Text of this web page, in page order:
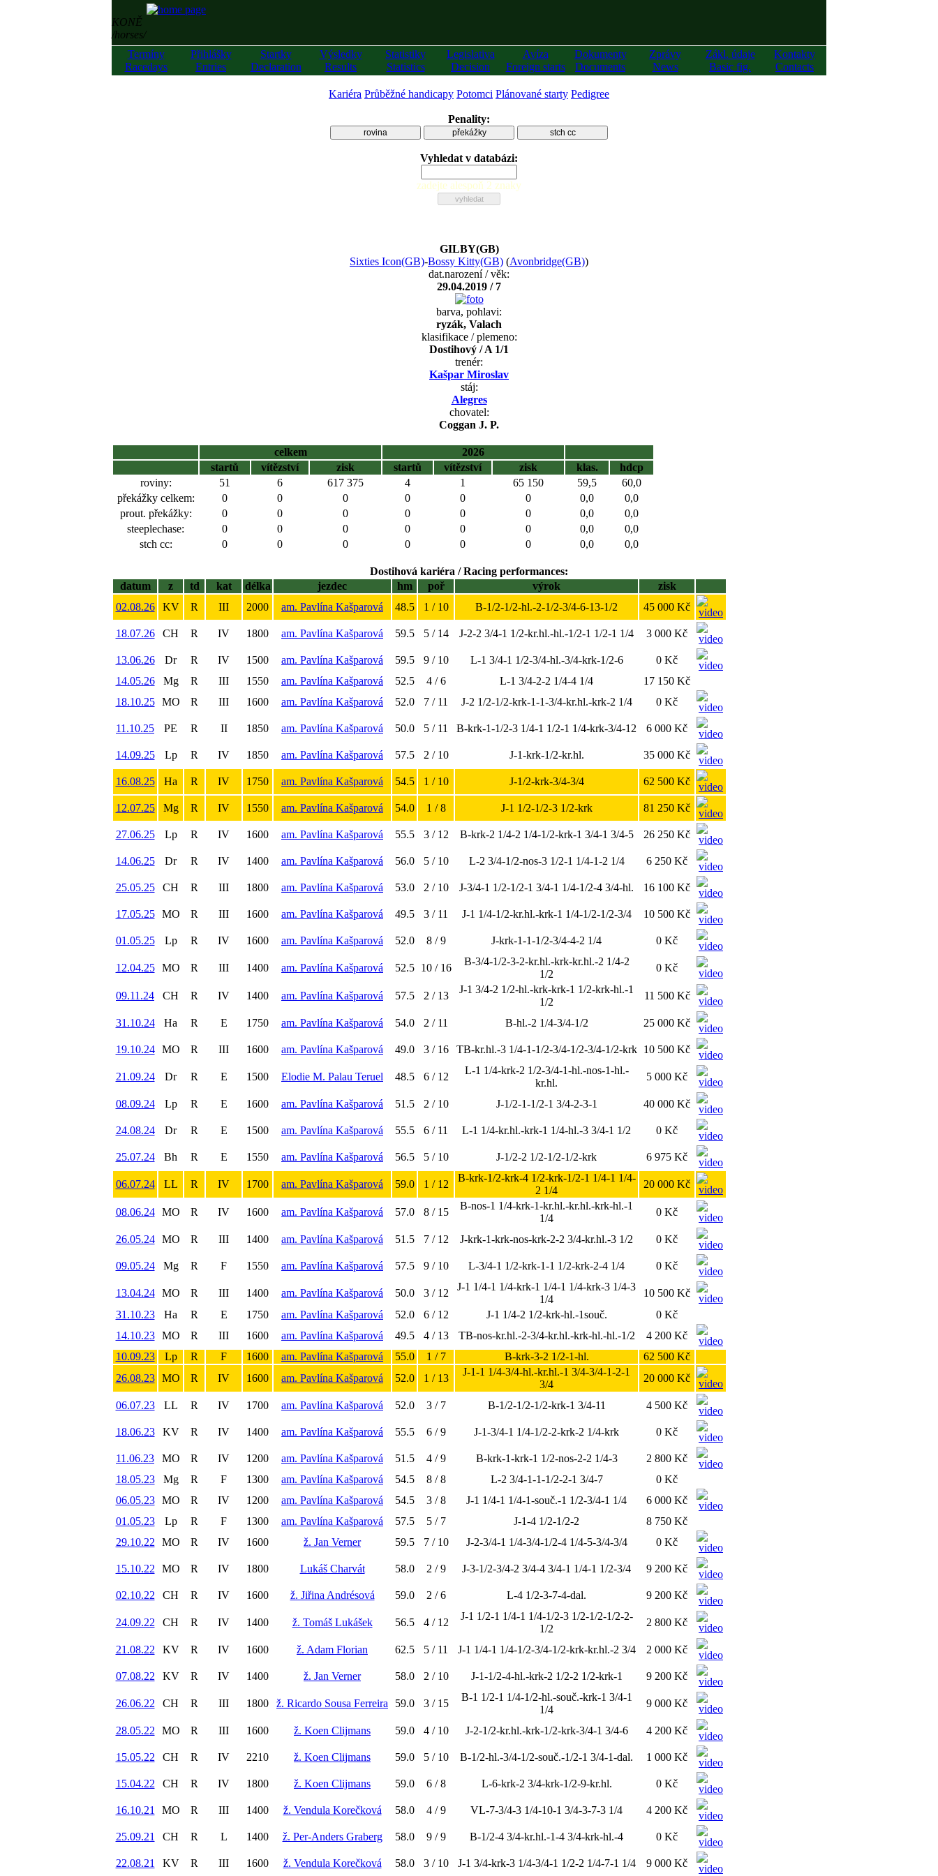
KONĚ
/horses/
Termíny
Racedays
Přihlášky
Entries
Startky
Declaration
Výsledky
Results
Statistiky
Statistics
Legislativa
Decision
Avíza
Foreign starts
Dokumenty
Documents
Zprávy
News
Zákl. údaje
Basic fig.
Kontakty
Contacts
Kariéra Průběžné handicapy Potomci Plánované starty Pedigree
Penality:
rovina překážky stch cc
Vyhledat v databázi:
zadejte alespoň 2 znaky
GILBY(GB)
Sixties Icon(GB)-Bossy Kitty(GB) (Avonbridge(GB))
dat.narození / věk:
29.04.2019 / 7
barva, pohlavi:
ryzák, Valach
klasifikace / plemeno:
Dostihový / A 1/1
trenér:
Kašpar Miroslav
stáj:
Alegres
chovatel:
Coggan J. P.
celkem
2026
startů
vítězství zisk startů vítězství zisk klas.
hdcp
roviny:
51 6 617 375 4 1 65 150 59,5
60,0
překážky celkem:
0 0 0 0 0 0 0,0
0,0
prout. překážky:
0 0 0 0 0 0 0,0
0,0
steeplechase:
0 0 0 0 0 0 0,0
0,0
stch cc:
0 0 0 0 0 0 0,0 0,0
Dostihová kariéra / Racing performances:
datum
z td kat délka jezdec hm poř výrok
zisk
02.08.26
KV R III 2000 am. Pavlína Kašparová 48.5 1 / 10 B-1/2-1/2-hl.-2-1/2-3/4-6-13-1/2 45 000 Kč
18.07.26 CH R IV 1800 am. Pavlína Kašparová 59.5 5 / 14 J-2-2 3/4-1 1/2-kr.hl.-hl.-1/2-1 1/2-1 1/4 3 000 Kč
13.06.26 Dr R IV 1500 am. Pavlína Kašparová 59.5 9 / 10 L-1 3/4-1 1/2-3/4-hl.-3/4-krk-1/2-6
0 Kč
14.05.26
Mg R III 1550 am. Pavlína Kašparová 52.5 4 / 6 L-1 3/4-2-2 1/4-4 1/4
17 150 Kč
18.10.25
MO R III 1600 am. Pavlína Kašparová 52.0 7 / 11 J-2 1/2-1/2-krk-1-1-3/4-kr.hl.-krk-2 1/4 0 Kč
11.10.25 PE R II 1850 am. Pavlína Kašparová 50.0 5 / 11 B-krk-1-1/2-3 1/4-1 1/2-1 1/4-krk-3/4-12 6 000 Kč
14.09.25 Lp R IV 1850 am. Pavlína Kašparová 57.5 2 / 10 J-1-krk-1/2-kr.hl. 35 000 Kč
16.08.25 Ha R IV 1750 am. Pavlína Kašparová 54.5 1 / 10 J-1/2-krk-3/4-3/4 62 500 Kč
12.07.25 Mg R IV 1550 am. Pavlína Kašparová 54.0 1 / 8 J-1 1/2-1/2-3 1/2-krk 81 250 Kč
27.06.25 Lp R IV 1600 am. Pavlína Kašparová 55.5 3 / 12 B-krk-2 1/4-2 1/4-1/2-krk-1 3/4-1 3/4-5 26 250 Kč
14.06.25 Dr R IV 1400 am. Pavlína Kašparová 56.0 5 / 10 L-2 3/4-1/2-nos-3 1/2-1 1/4-1-2 1/4 6 250 Kč
25.05.25 CH R III 1800 am. Pavlína Kašparová 53.0 2 / 10 J-3/4-1 1/2-1/2-1 3/4-1 1/4-1/2-4 3/4-hl. 16 100 Kč
17.05.25 MO R III 1600 am. Pavlína Kašparová 49.5 3 / 11 J-1 1/4-1/2-kr.hl.-krk-1 1/4-1/2-1/2-3/4 10 500 Kč
01.05.25 Lp R IV 1600 am. Pavlína Kašparová 52.0 8 / 9 J-krk-1-1-1/2-3/4-4-2 1/4 0 Kč
12.04.25 MO R III 1400 am. Pavlína Kašparová 52.5 10 / 16
B-3/4-1/2-3-2-kr.hl.-krk-kr.hl.-2 1/4-2
1/2
0 Kč
09.11.24 CH R IV 1400 am. Pavlína Kašparová 57.5 2 / 13
J-1 3/4-2 1/2-hl.-krk-krk-1 1/2-krk-hl.-1
1/2
11 500 Kč
31.10.24 Ha R E 1750 am. Pavlína Kašparová 54.0 2 / 11 B-hl.-2 1/4-3/4-1/2 25 000 Kč
19.10.24 MO R III 1600 am. Pavlína Kašparová 49.0 3 / 16 TB-kr.hl.-3 1/4-1-1/2-3/4-1/2-3/4-1/2-krk 10 500 Kč
21.09.24 Dr R E 1500 Elodie M. Palau Teruel 48.5 6 / 12
L-1 1/4-krk-2 1/2-3/4-1-hl.-nos-1-hl.-
kr.hl.
5 000 Kč
08.09.24 Lp R E 1600 am. Pavlína Kašparová 51.5 2 / 10 J-1/2-1-1/2-1 3/4-2-3-1 40 000 Kč
24.08.24 Dr R E 1500 am. Pavlína Kašparová 55.5 6 / 11 L-1 1/4-kr.hl.-krk-1 1/4-hl.-3 3/4-1 1/2 0 Kč
25.07.24 Bh R E 1550 am. Pavlína Kašparová 56.5 5 / 10 J-1/2-2 1/2-1/2-1/2-krk 6 975 Kč
06.07.24 LL R IV 1700 am. Pavlína Kašparová 59.0 1 / 12
B-krk-1/2-krk-4 1/2-krk-1/2-1 1/4-1 1/4-
2 1/4
20 000 Kč
08.06.24 MO R IV 1600 am. Pavlína Kašparová 57.0 8 / 15
B-nos-1 1/4-krk-1-kr.hl.-kr.hl.-krk-hl.-1
1/4
0 Kč
26.05.24 MO R III 1400 am. Pavlína Kašparová 51.5 7 / 12 J-krk-1-krk-nos-krk-2-2 3/4-kr.hl.-3 1/2 0 Kč
09.05.24 Mg R F 1550 am. Pavlína Kašparová 57.5 9 / 10 L-3/4-1 1/2-krk-1-1 1/2-krk-2-4 1/4 0 Kč
13.04.24 MO R III 1400 am. Pavlína Kašparová 50.0 3 / 12
J-1 1/4-1 1/4-krk-1 1/4-1 1/4-krk-3 1/4-3
1/4
10 500 Kč
31.10.23
Ha R E 1750 am. Pavlína Kašparová 52.0 6 / 12 J-1 1/4-2 1/2-krk-hl.-1souč.
0 Kč
14.10.23
MO R III 1600 am. Pavlína Kašparová 49.5 4 / 13 TB-nos-kr.hl.-2-3/4-kr.hl.-krk-hl.-hl.-1/2
4 200 Kč
10.09.23
Lp R F 1600 am. Pavlína Kašparová 55.0 1 / 7 B-krk-3-2 1/2-1-hl.
62 500 Kč
26.08.23
MO R IV 1600 am. Pavlína Kašparová 52.0 1 / 13
J-1-1 1/4-3/4-hl.-kr.hl.-1 3/4-3/4-1-2-1
3/4
20 000 Kč
06.07.23 LL R IV 1700 am. Pavlína Kašparová 52.0 3 / 7 B-1/2-1/2-1/2-krk-1 3/4-11 4 500 Kč
18.06.23 KV R IV 1400 am. Pavlína Kašparová 55.5 6 / 9 J-1-3/4-1 1/4-1/2-2-krk-2 1/4-krk 0 Kč
11.06.23 MO R IV 1200 am. Pavlína Kašparová 51.5 4 / 9 B-krk-1-krk-1 1/2-nos-2-2 1/4-3
2 800 Kč
18.05.23
Mg R F 1300 am. Pavlína Kašparová 54.5 8 / 8 L-2 3/4-1-1-1/2-2-1 3/4-7
0 Kč
06.05.23
MO R IV 1200 am. Pavlína Kašparová 54.5 3 / 8 J-1 1/4-1 1/4-1-souč.-1 1/2-3/4-1 1/4
6 000 Kč
01.05.23
Lp R F 1300 am. Pavlína Kašparová 57.5 5 / 7 J-1-4 1/2-1/2-2
8 750 Kč
29.10.22
MO R IV 1600 ž. Jan Verner 59.5 7 / 10 J-2-3/4-1 1/4-3/4-1/2-4 1/4-5-3/4-3/4 0 Kč
15.10.22 MO R IV 1800 Lukáš Charvát 58.0 2 / 9 J-3-1/2-3/4-2 3/4-4 3/4-1 1/4-1 1/2-3/4 9 200 Kč
02.10.22 CH R IV 1600 ž. Jiřina Andrésová 59.0 2 / 6 L-4 1/2-3-7-4-dal. 9 200 Kč
24.09.22 CH R IV 1400 ž. Tomáš Lukášek 56.5 4 / 12
J-1 1/2-1 1/4-1 1/4-1/2-3 1/2-1/2-1/2-2-
1/2
2 800 Kč
21.08.22 KV R IV 1600 ž. Adam Florian 62.5 5 / 11 J-1 1/4-1 1/4-1/2-3/4-1/2-krk-kr.hl.-2 3/4 2 000 Kč
07.08.22 KV R IV 1400 ž. Jan Verner 58.0 2 / 10 J-1-1/2-4-hl.-krk-2 1/2-2 1/2-krk-1 9 200 Kč
26.06.22 CH R III 1800 ž. Ricardo Sousa Ferreira 59.0 3 / 15
B-1 1/2-1 1/4-1/2-hl.-souč.-krk-1 3/4-1
1/4
9 000 Kč
28.05.22 MO R III 1600 ž. Koen Clijmans 59.0 4 / 10 J-2-1/2-kr.hl.-krk-1/2-krk-3/4-1 3/4-6 4 200 Kč
15.05.22 CH R IV 2210 ž. Koen Clijmans 59.0 5 / 10 B-1/2-hl.-3/4-1/2-souč.-1/2-1 3/4-1-dal. 1 000 Kč
15.04.22 CH R IV 1800 ž. Koen Clijmans 59.0 6 / 8 L-6-krk-2 3/4-krk-1/2-9-kr.hl. 0 Kč
16.10.21 MO R III 1400 ž. Vendula Korečková 58.0 4 / 9 VL-7-3/4-3 1/4-10-1 3/4-3-7-3 1/4 4 200 Kč
25.09.21 CH R L 1400 ž. Per-Anders Graberg 58.0 9 / 9 B-1/2-4 3/4-kr.hl.-1-4 3/4-krk-hl.-4 0 Kč
22.08.21 KV R III 1600 ž. Vendula Korečková 58.0 3 / 10 J-1 3/4-krk-3 1/4-3/4-1 1/2-2 1/4-7-1 1/4 9 000 Kč